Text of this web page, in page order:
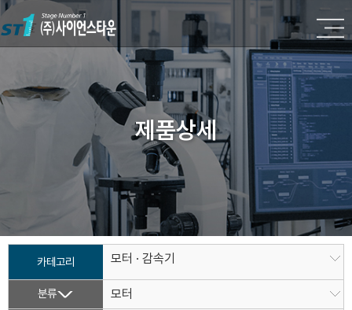
제품상세
카테고리 모터 · 감속기
분류
모터